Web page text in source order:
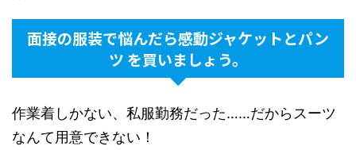
面接の服装で悩んだら感動ジャケットとパン
ツ を買いましょう。
作業着しかない、私服勤務だった……だからスーツ
なんて用意できない！